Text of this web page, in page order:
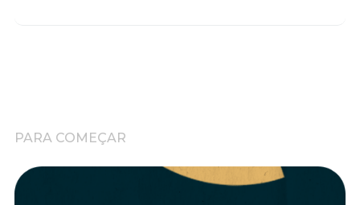
PARA COMEÇAR